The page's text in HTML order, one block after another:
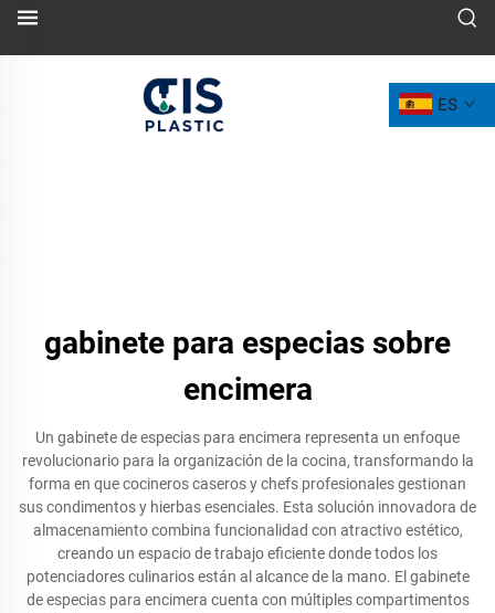
ES
gabinete para especias sobre
encimera
Un gabinete de especias para encimera representa un enfoque
revolucionario para la organización de la cocina, transformando la
forma en que cocineros caseros y chefs profesionales gestionan
sus condimentos y hierbas esenciales. Esta solución innovadora de
almacenamiento combina funcionalidad con atractivo estético,
creando un espacio de trabajo eficiente donde todos los
potenciadores culinarios están al alcance de la mano. El gabinete
de especias para encimera cuenta con múltiples compartimentos